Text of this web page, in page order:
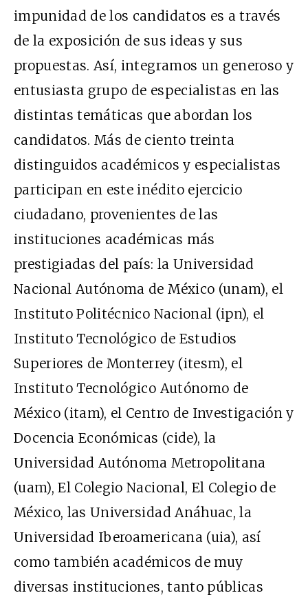
impunidad de los candidatos es a través
de la exposición de sus ideas y sus
propuestas. Así, integramos un generoso y
entusiasta grupo de especialistas en las
distintas temáticas que abordan los
candidatos. Más de ciento treinta
distinguidos académicos y especialistas
participan en este inédito ejercicio
ciudadano, provenientes de las
instituciones académicas más
prestigiadas del país: la Universidad
Nacional Autónoma de México (unam), el
Instituto Politécnico Nacional (ipn), el
Instituto Tecnológico de Estudios
Superiores de Monterrey (itesm), el
Instituto Tecnológico Autónomo de
México (itam), el Centro de Investigación y
Docencia Económicas (cide), la
Universidad Autónoma Metropolitana
(uam), El Colegio Nacional, El Colegio de
México, las Universidad Anáhuac, la
Universidad Iberoamericana (uia), así
como también académicos de muy
diversas instituciones, tanto públicas